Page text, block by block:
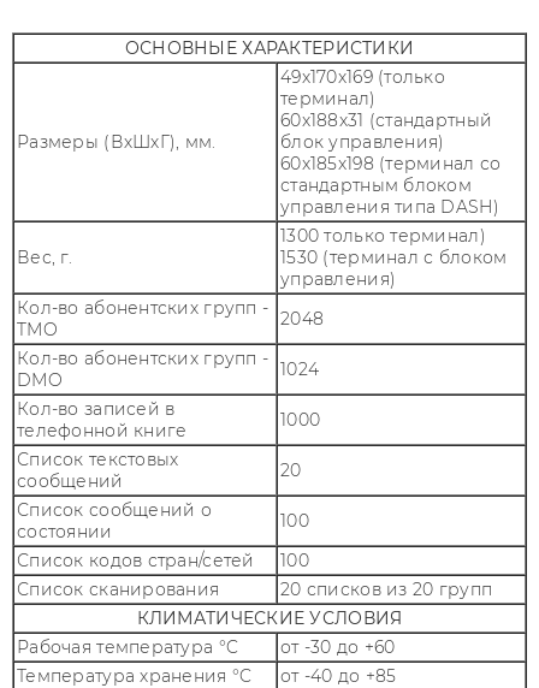
ОСНОВНЫЕ ХАРАКТЕРИСТИКИ
Размеры (ВхШхГ), мм.
49x170x169 (только
терминал)
60x188x31 (стандартный
блок управления)
60x185x198 (терминал со
стандартным блоком
управления типа DASH)
Вес, г.
1300 только терминал)
1530 (терминал с блоком
управления)
Кол-во абонентских групп -
TMO
2048
Кол-во абонентских групп -
DMO
1024
Кол-во записей в
телефонной книге
1000
Список текстовых
сообщений
20
Список сообщений о
состоянии
100
Список кодов стран/сетей
100
Список сканирования
20 списков из 20 групп
КЛИМАТИЧЕСКИЕ УСЛОВИЯ
Рабочая температура °C
от -30 до +60
Температура хранения °C
от -40 до +85